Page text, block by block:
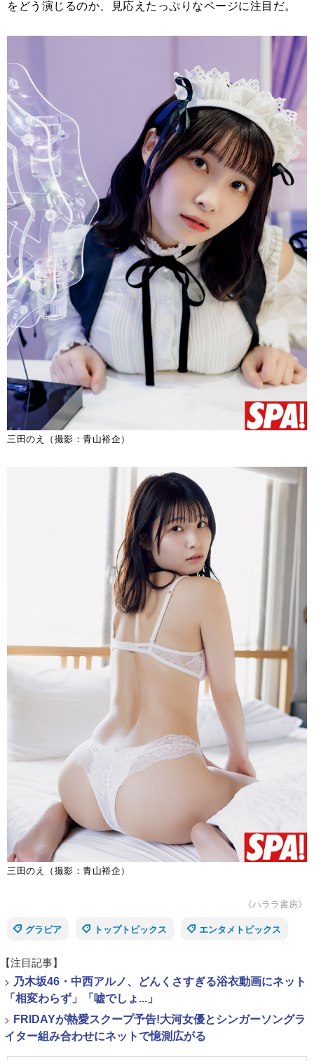
をどう演じるのか、見応えたっぷりなページに注目だ。
三田のえ（撮影：青山裕企）
三田のえ（撮影：青山裕企）
《ハララ書房》
グラビア
トップトピックス エンタメトピックス
【注目記事】
> 乃木坂46・中西アルノ、どんくさすぎる浴衣動画にネット
「相変わらず」「嘘でしょ...」
> FRIDAYが熱愛スクープ予告!大河女優とシンガーソングラ
イター組み合わせにネットで憶測広がる